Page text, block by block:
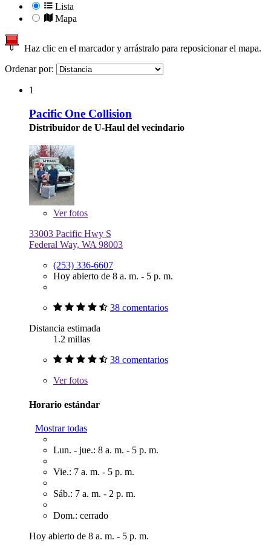
Lista
Mapa
Haz clic en el marcador y arrástralo para reposicionar el mapa.
Ordenar por:
1
Pacific One Collision
Distribuidor de U-Haul del vecindario
Verfotos
33003 Pacific Hwy S
Federal Way, WA 98003
(253) 336-6607
Hoy abierto de 8 a. m. - 5 p. m.
38 comentarios
Distancia estimada
1.2 millas
38 comentarios
Verfotos
Horario estándar
Mostrar todas
Lun. - jue.: 8 a. m. - 5 p. m.
Vie.: 7 a. m. - 5 p. m.
Sáb.: 7 a. m. - 2 p. m.
Dom.: cerrado
Hoy abierto de 8 a. m. - 5 p. m.